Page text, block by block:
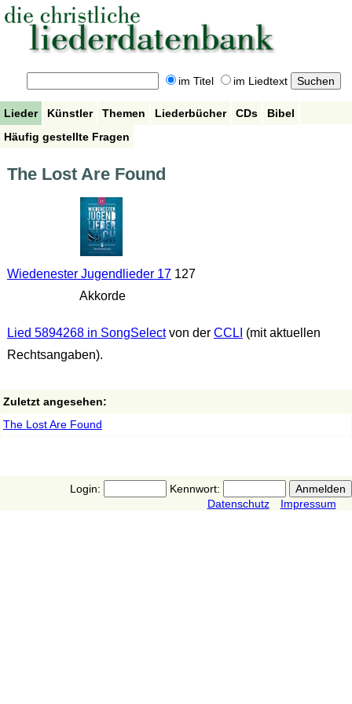
im Titel im Liedtext
Lieder Künstler Themen Liederbücher CDs
Bibel
Häufig gestellte Fragen
The Lost Are Found
Wiedenester Jugendlieder 17127
Akkorde
Lied 5894268 in SongSelectvon der CCLI (mit aktuellen
Rechtsangaben).
Zuletzt angesehen:
The Lost Are Found
Login:
Kennwort:
Datenschutz
Impressum